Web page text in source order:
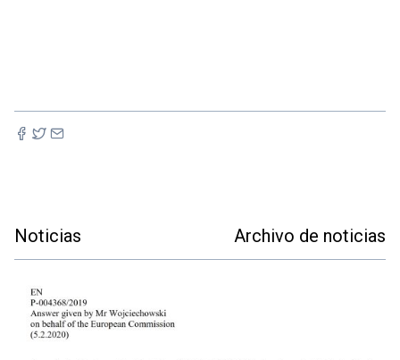
Noticias Archivo de noticias